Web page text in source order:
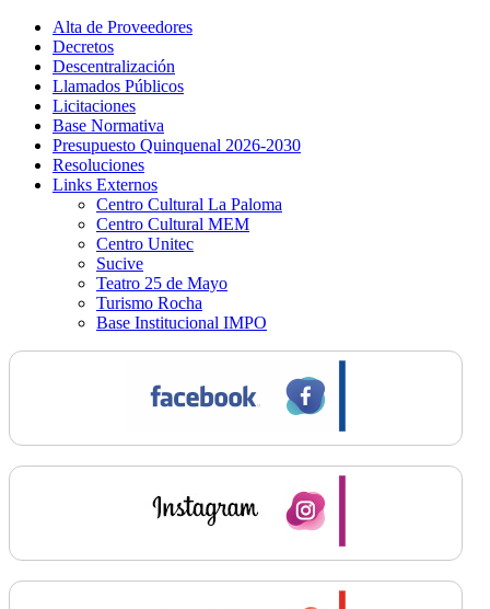
Alta de Proveedores
Decretos
Descentralización
Llamados Públicos
Licitaciones
Base Normativa
Presupuesto Quinquenal 2026-2030
Resoluciones
Links Externos
Centro Cultural La Paloma
Centro Cultural MEM
Centro Unitec
Sucive
Teatro 25 de Mayo
Turismo Rocha
Base Institucional IMPO